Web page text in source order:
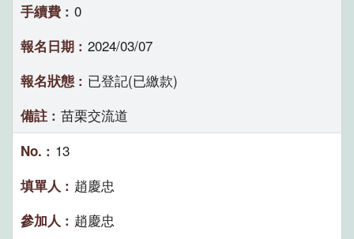
0
2024/03/07
已登記(已繳款)
苗栗交流道
13
趙慶忠
趙慶忠